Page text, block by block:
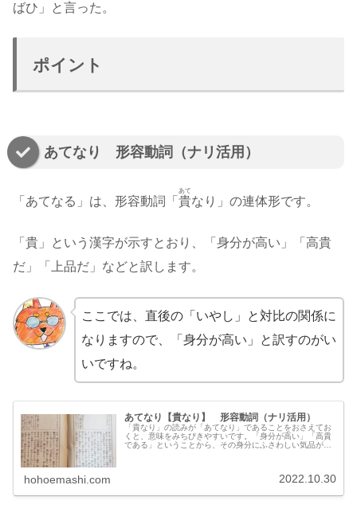
ばひ」と言った。
ポイント
あてなり 形容動詞（ナリ活用）
「あてなる」は、形容動詞「 貴
あて
なり」の連体形です。
「貴」という漢字が示すとおり、「身分が高い」「高貴
だ」「上品だ」などと訳します。
ここでは、直後の「いやし」と対比の関係に
なりますので、「身分が高い」と訳すのがい
いですね。
あてなり【貴なり】 形容動詞（ナリ活用）
「貴なり」の読みが「あてなり」であることをおさえてお
くと、意味をみちびきやすいです。「身分が高い」「高貴
である」ということから、その身分にふさわしい気品があ
hohoemashi.com 2022.10.30